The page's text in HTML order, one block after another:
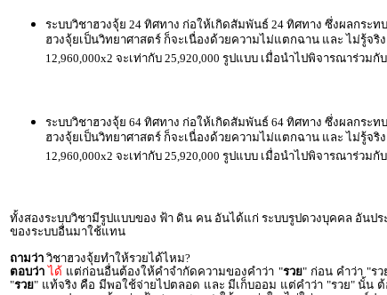
ระบบวิชาฮวงจุ้ย 24 ทิศทาง ก่อให้เกิดสัมพันธ์ 24 ทิศทาง ซึ่งผลกระ
ฮวงจุ้ยเป็นวิทยาศาสตร์ ก็จะเนื่องด้วยความไม่แตกฉาน และ ไม่รู้จ
12,960,000x2 จะเท่ากับ 25,920,000 รูปแบบ เมื่อนำไปพิจารณาร่วม
ระบบวิชาฮวงจุ้ย 64 ทิศทาง ก่อให้เกิดสัมพันธ์ 64 ทิศทาง ซึ่งผลกระ
ฮวงจุ้ยเป็นวิทยาศาสตร์ ก็จะเนื่องด้วยความไม่แตกฉาน และ ไม่รู้จ
12,960,000x2 จะเท่ากับ 25,920,000 รูปแบบ เมื่อนำไปพิจารณาร่วม
ทั้งสองระบบวิชามีรูปแบบของ ฟ้า ดิน คน อันได้แก่ ระบบรูปดวงบุคคล อันป
ของระบบอื่นมาใช้แทน
ถามว่า วิชาฮวงจุ้ยทำให้รวยได้ไหม?
ตอบว่า ได้ แต่ก่อนอื่นต้องให้คำจำกัดความของคำว่า "รวย" ก่อน คำว่า "ร
"รวย" แท้จริง คือ มีพอใช้จ่ายไปตลอด และ มีเก็บออม แต่คำว่า "รวย" นั้น